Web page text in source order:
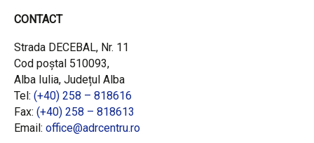
CONTACT
Strada DECEBAL, Nr. 11
Cod poștal 510093,
Alba Iulia, Județul Alba
Tel: (+40) 258 – 818616
Fax: (+40) 258 – 818613
Email: office@adrcentru.ro